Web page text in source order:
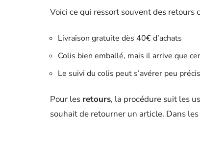
Voici ce qui ressort souvent des retours
Livraison gratuite dès 40€ d’achats
Colis bien emballé, mais il arrive que
Le suivi du colis peut s’avérer peu
Pour les retours, la procédure suit les
souhait de retourner un article. Dans les